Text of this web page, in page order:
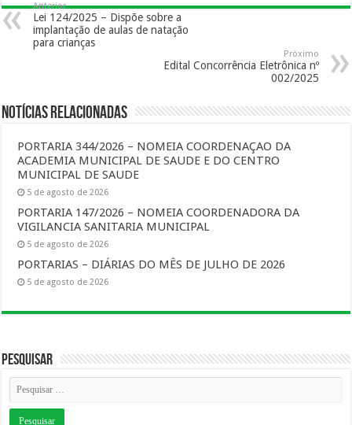
Anterior
Lei 124/2025 – Dispõe sobre a
implantação de aulas de natação
para crianças
Próximo
Edital Concorrência Eletrônica nº
002/2025
Notícias Relacionadas
PORTARIA 344/2026 – NOMEIA COORDENAÇAO DA
ACADEMIA MUNICIPAL DE SAUDE E DO CENTRO
MUNICIPAL DE SAUDE
5 de agosto de 2026
PORTARIA 147/2026 – NOMEIA COORDENADORA DA
VIGILANCIA SANITARIA MUNICIPAL
5 de agosto de 2026
PORTARIAS – DIÁRIAS DO MÊS DE JULHO DE 2026
5 de agosto de 2026
Pesquisar